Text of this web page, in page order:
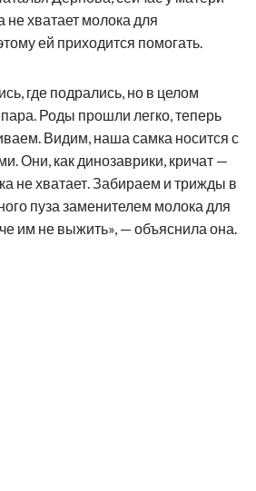
хватает молока для
ей приходится помогать.
где подрались, но в целом
Роды прошли легко, теперь
Видим, наша самка носится с
Они, как динозаврики, кричат —
не хватает. Забираем и трижды в
пуза заменителем молока для
им не выжить», — объяснила она.